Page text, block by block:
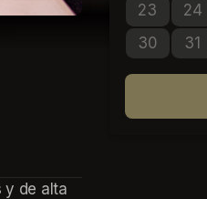
y de alta
23No 24
30
No 31